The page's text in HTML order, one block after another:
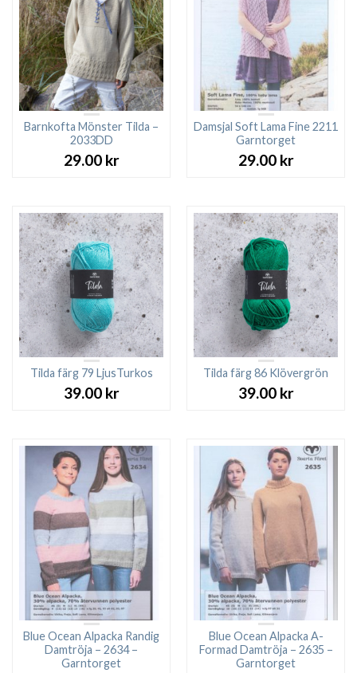
Barnkofta Mönster Tilda –
2033DD
29.00 kr
Damsjal Soft Lama Fine 2211
Garntorget
29.00 kr
Tilda färg 79 LjusTurkos
39.00 kr
Tilda färg 86 Klövergrön
39.00 kr
Blue Ocean Alpacka Randig
Damtröja – 2634 –
Garntorget
Blue Ocean Alpacka A-
Formad Damtröja – 2635 –
Garntorget